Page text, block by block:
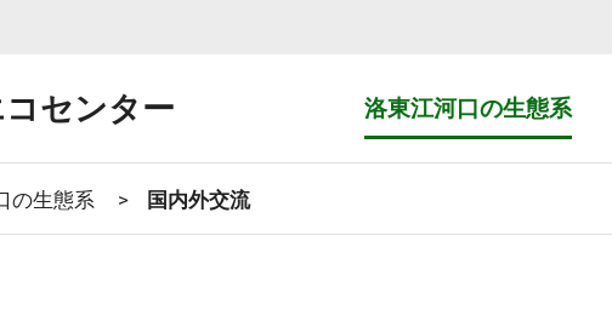
センター 洛東江河口の生態系
の生態系 > 国内外交流